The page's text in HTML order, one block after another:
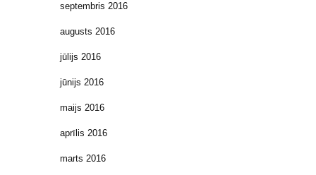
septembris 2016
augusts 2016
jūlijs 2016
jūnijs 2016
maijs 2016
aprīlis 2016
marts 2016